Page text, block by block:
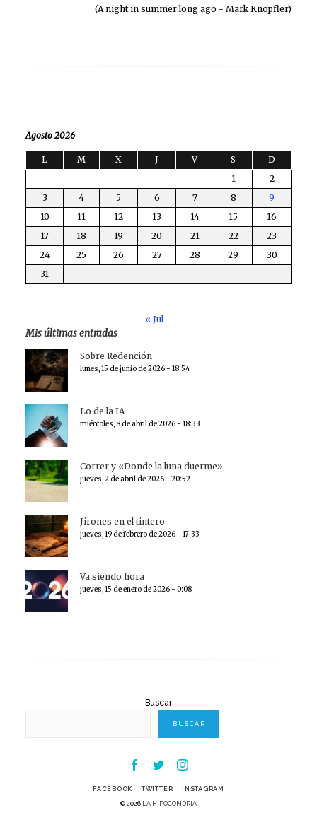
(A night in summer long ago - Mark Knopfler)
Agosto 2026
L M X J V S
D
1
2
3
4 5 6 7 8
9
10
11 12 13 14 15
16
17
18 19 20 21 22
23
24
25 26 27 28 29
30
31
« Jul
Mis últimas entradas
Sobre Redención
lunes, 15 de junio de 2026 - 18:54
Lo de la IA
miércoles, 8 de abril de 2026 - 18:33
Correr y «Donde la luna duerme»
jueves, 2 de abril de 2026 - 20:52
Jirones en el tintero
jueves, 19 de febrero de 2026 - 17:33
Va siendo hora
jueves, 15 de enero de 2026 - 0:08
Buscar
BUSCAR
FacebookTwitter Instagram
FACEBOOK TWITTER INSTAGRAM
© 2026 LA HIPOCONDRIA